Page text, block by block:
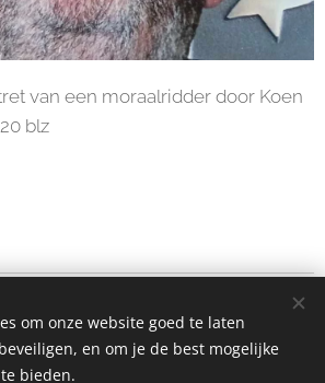
van een moraalridder door Koen
blz
Cookies
om onze website goed te laten
en om je de best mogelijke
bieden.